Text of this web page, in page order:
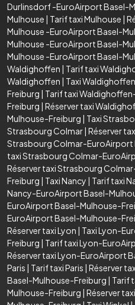
Durlinsdorf -EuroAirport Basel-
Mulhouse | Tarif taxi Mulhouse |
Mulhouse -EuroAirport Basel-
Mulhouse -EuroAirport Basel-
Mulhouse -EuroAirport Basel-
Waldighoffen | Tarif taxi
Waldighoffen | Taxi
Freiburg | Tarif taxi
Freiburg | Réserver taxi
Mulhouse-Freiburg | Taxi
Strasbourg Colmar| Réserver
Strasbourg Colmar-EuroAirport
taxi Strasbourg Colmar-
Réserver taxi Strasbourg
Freiburg | Taxi Nancy | Tarif taxi
Nancy-EuroAirport Basel-
EuroAirport Basel-Mulhouse-
EuroAirport Basel-Mulhouse-
Réserver taxi Lyon | Taxi Lyon-
Freiburg | Tarif taxi Lyon-
Réserver taxi Lyon-EuroAirport
Paris | Tarif taxi Paris | Réserver
Basel-Mulhouse-Freiburg | Tarif
Mulhouse-Freiburg | Réserver